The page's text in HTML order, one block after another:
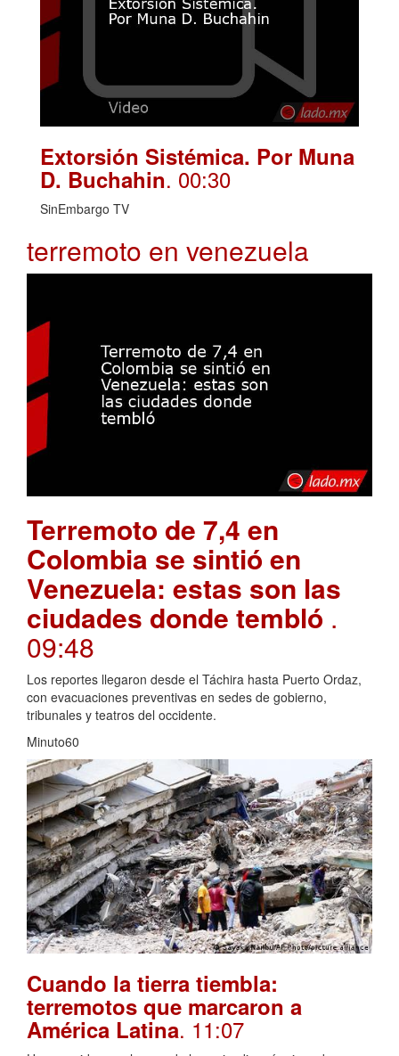
Extorsión Sistémica. Por Muna
D. Buchahin. 00:30
SinEmbargo TV
terremoto en venezuela
Terremoto de 7,4 en
Colombia se sintió en
Venezuela: estas son las
ciudades donde tembló .
09:48
Los reportes llegaron desde el Táchira hasta Puerto Ordaz,
con evacuaciones preventivas en sedes de gobierno,
tribunales y teatros del occidente.
Minuto60
Cuando la tierra tiembla:
terremotos que marcaron a
América Latina. 11:07